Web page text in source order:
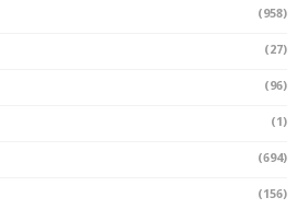
(958)
(27)
(96)
(1)
(694)
(156)